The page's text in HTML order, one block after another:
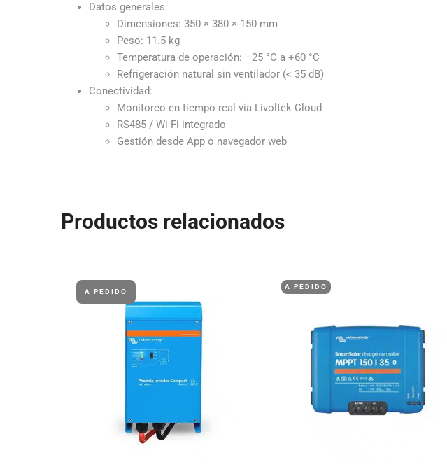
Datos generales:
Dimensiones: 350 × 380 × 150 mm
Peso: 11.5 kg
Temperatura de operación: –25 °C a +60 °C
Refrigeración natural sin ventilador (< 35 dB)
Conectividad:
Monitoreo en tiempo real vía Livoltek Cloud
RS485 / Wi-Fi integrado
Gestión desde App o navegador web
Productos relacionados
A PEDIDO
A PEDIDO